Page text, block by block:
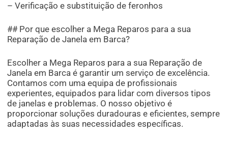
– Verificação e substituição de feronhos
## Por que escolher a Mega Reparos para a sua
Reparação de Janela em Barca?
Escolher a Mega Reparos para a sua Reparação de
Janela em Barca é garantir um serviço de excelência.
Contamos com uma equipa de profissionais
experientes, equipados para lidar com diversos tipos
de janelas e problemas. O nosso objetivo é
proporcionar soluções duradouras e eficientes, sempre
adaptadas às suas necessidades específicas.